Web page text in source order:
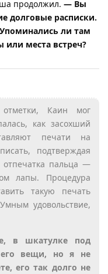
продолжил. — Вы
долговые расписки.
ли там
места встреч?
Каин мог
как засохший
печати на
подтверждая
отпечатка пальца —
лапы. Процедура
такую печать
удовольствие,
в шкатулке под
вещи, но я не
его так долго не